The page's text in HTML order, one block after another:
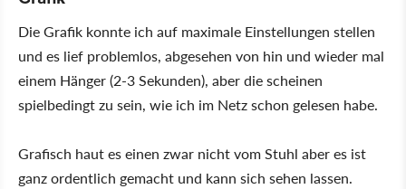
Die Grafik konnte ich auf maximale Einstellungen stellen
und es lief problemlos, abgesehen von hin und wieder mal
einem Hänger (2-3 Sekunden), aber die scheinen
spielbedingt zu sein, wie ich im Netz schon gelesen habe.
Grafisch haut es einen zwar nicht vom Stuhl aber es ist
ganz ordentlich gemacht und kann sich sehen lassen.